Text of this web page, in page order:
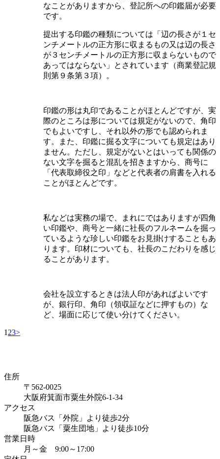
なことがありますから、登記所への印鑑届が必要
です。
提出する印鑑の種類については「辺の長さが１セ
ンチメートルの正方形に収まるもの又は辺の長さ
が３センチメートルの正方形に収まらないもので
あってはならない」とされています（商業登記規
則第９条第３項）。
印鑑の形は丸印であることがほとんどですが、実
際のところは形については規定がないので、角印
でもよいですし、それ以外の形でも認められま
す。また、印鑑に掘る文字についても規定はあり
ません。ただし、規定がないとはいっても関係の
ない文字を掘ると混乱を招きますから、商号に
「代表取締役之印」などと代表者の肩書を入れる
ことがほとんどです。
私などは実務の場で、まれにではありますが四角
い印鑑や、商号と一緒に社長のフルネームを掘っ
ているような珍しい印鑑をお見掛けすることもあ
ります。印材についても、社長のこだわりを感じ
ることがあります。
会社を設立するときは法人印があればよいです
が、銀行印、角印（領収証などに押すもの）な
ど、場面に応じて使い分けてください。
1 23>
住所
〒562-0025
大阪府箕面市粟生外院6-1-34
アクセス
阪急バス「外院」より徒歩2分
阪急バス「粟生団地」より徒歩10分
営業日時
月～金 9:00～17:00